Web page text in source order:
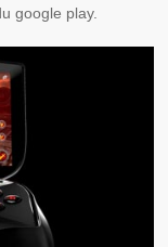
google play.